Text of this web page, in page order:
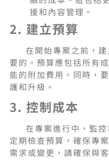
援和內容管理。
2. 建立預算
在開始專案之前，
要的。預算應包括所有
能的附加費用。同時，
護和升級。
3. 控制成本
在專案進行中，監
定期檢查預算，確保專
需求或變更，請確保與